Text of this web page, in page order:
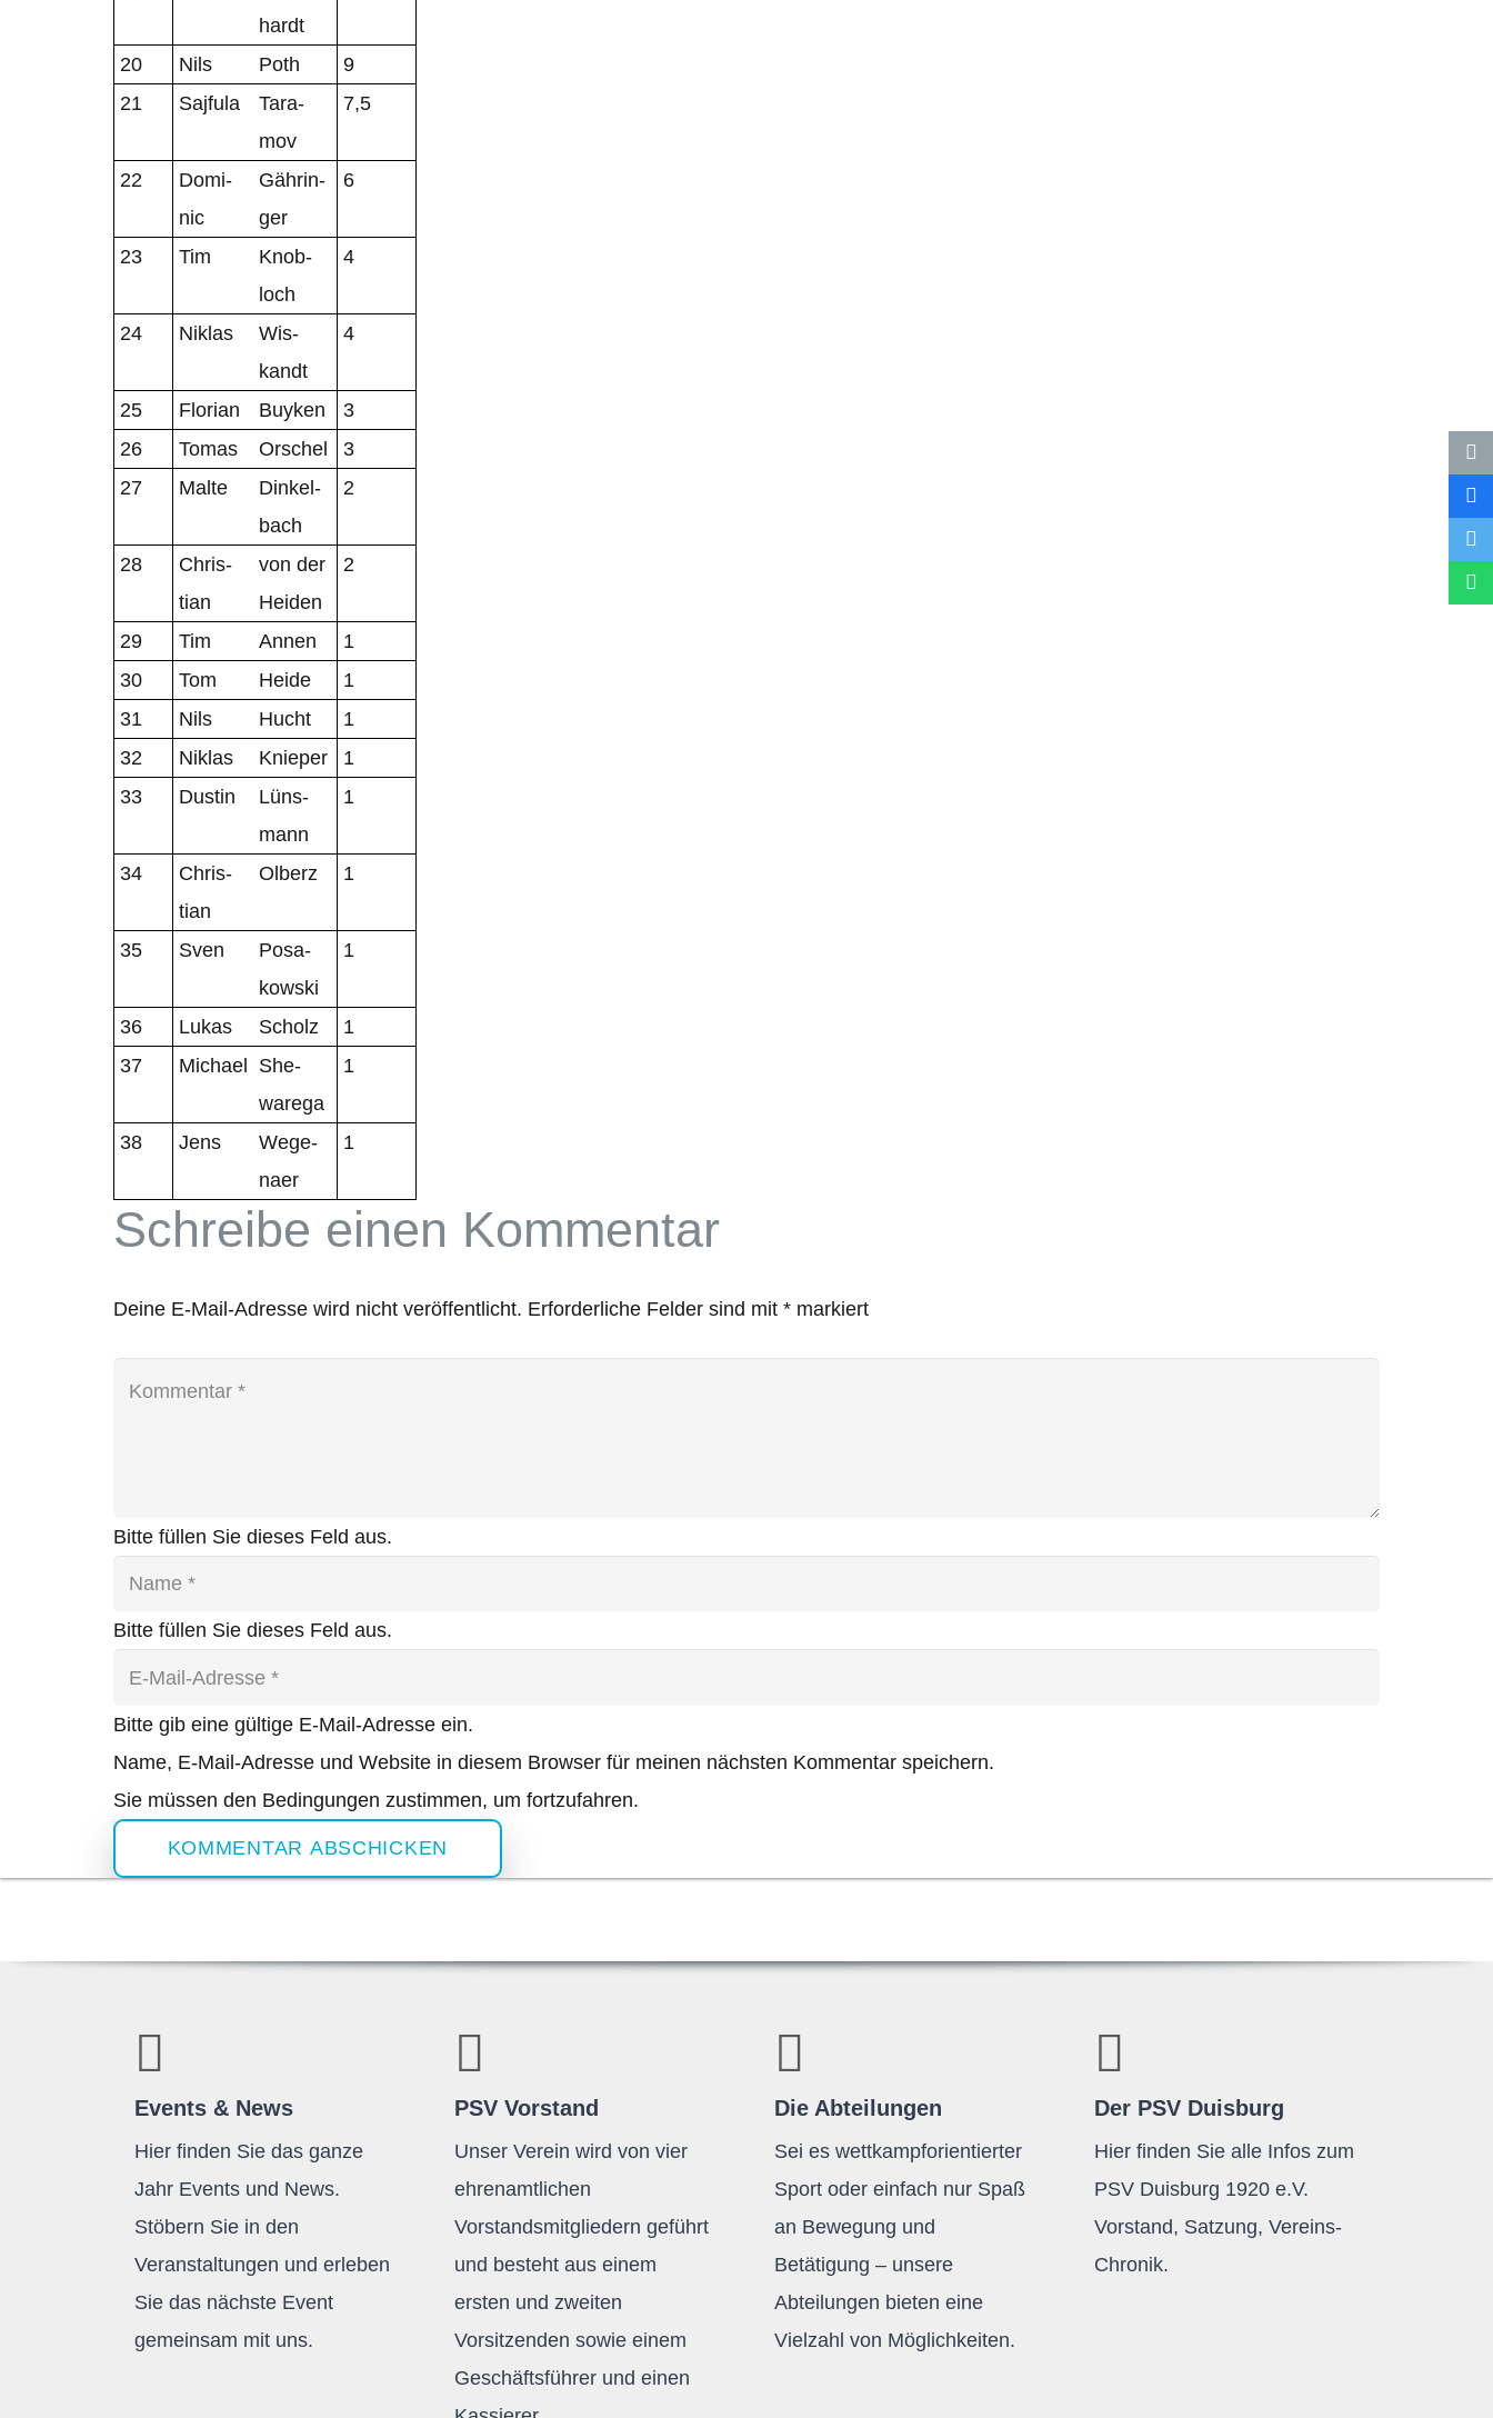
hardt
20 Nils Poth
9
21
Sajfula
Tara­
mov
7,5
22
Domi­
nic
Gäh­rin­
ger
6
23 Tim
Knob­
loch
4
24 Niklas
Wis­
kandt
4
25 Flo­rian Buy­ken
3
26
Tomas Orschel
3
27
Malte
Din­kel­
bach
2
28
Chris­
tian
von der
Heiden
2
29 Tim Annen
1
30
Tom Heide
1
31
Nils Hucht
1
32
Niklas Knie­per
1
33
Dus­tin
Lüns­
mann
1
34
Chris­
tian
Olberz 1
35 Sven
Posa­
kow­ski
1
36 Lukas Scholz
1
37
Michael
She­
warega
1
38 Jens
Wege­
naer
1
Schreibe einen Kommentar
Deine E-Mail-Adresse wird nicht veröffentlicht. Erforderliche Felder sind mit * markiert
Bitte füllen Sie dieses Feld aus.
Bitte füllen Sie dieses Feld aus.
Bitte gib eine gültige E-Mail-Adresse ein.
Name, E-Mail-Adresse und Website in diesem Browser für meinen nächsten Kommentar speichern.
Sie müssen den Bedingungen zustimmen, um fortzufahren.
KOMMENTAR ABSCHICKEN
Events & News
Hier finden Sie das ganze
Jahr Events und News.
Stöbern Sie in den
Veranstaltungen und erleben
Sie das nächste Event
gemeinsam mit uns.
PSV Vorstand
Unser Verein wird von vier
ehrenamtlichen
Vorstandsmitgliedern geführt
und besteht aus einem
ersten und zweiten
Vorsitzenden sowie einem
Geschäftsführer und einen
Die Abteilungen
Sei es wettkampforientierter
Sport oder einfach nur Spaß
an Bewegung und
Betätigung – unsere
Abteilungen bieten eine
Vielzahl von Möglichkeiten.
Der PSV Duisburg
Hier finden Sie alle Infos zum
PSV Duisburg 1920 e.V.
Vorstand, Satzung, Vereins-
Chronik.